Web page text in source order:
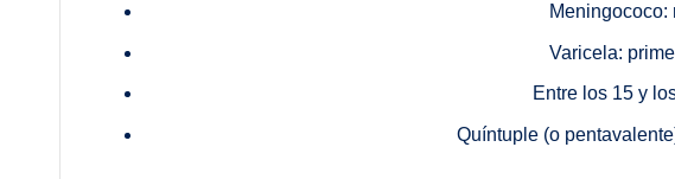
Meningococo:
Varicela:
Entre los 15 y
Quíntuple (o